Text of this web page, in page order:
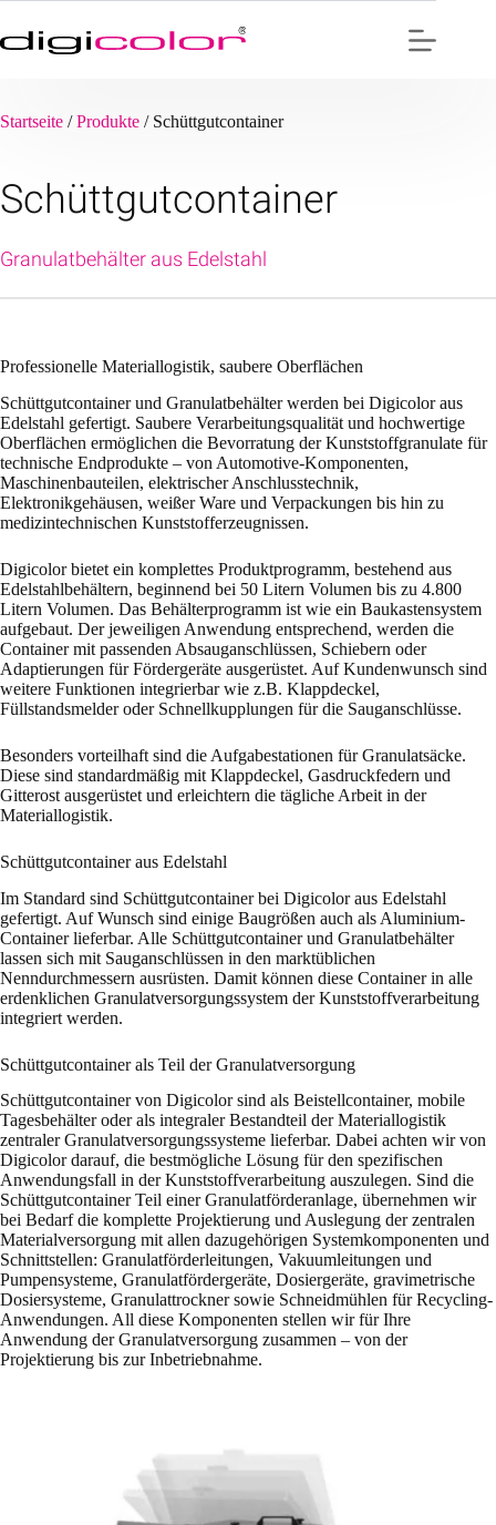
Inhalt
springen
Startseite /Produkte / Schüttgutcontainer
Schüttgutcontainer
Granulatbehälter aus Edelstahl
Professionelle Materiallogistik, saubere Oberflächen
Schüttgutcontainer und Granulatbehälter werden bei Digicolor aus
Edelstahl gefertigt. Saubere Verarbeitungsqualität und hochwertige
Oberflächen ermöglichen die Bevorratung der Kunststoffgranulate für
technische Endprodukte – von Automotive-Komponenten,
Maschinenbauteilen, elektrischer Anschlusstechnik,
Elektronikgehäusen, weißer Ware und Verpackungen bis hin zu
medizintechnischen Kunststofferzeugnissen.
Digicolor bietet ein komplettes Produktprogramm, bestehend aus
Edelstahlbehältern, beginnend bei 50 Litern Volumen bis zu 4.800
Litern Volumen. Das Behälterprogramm ist wie ein Baukastensystem
aufgebaut. Der jeweiligen Anwendung entsprechend, werden die
Container mit passenden Absauganschlüssen, Schiebern oder
Adaptierungen für Fördergeräte ausgerüstet. Auf Kundenwunsch sind
weitere Funktionen integrierbar wie z.B. Klappdeckel,
Füllstandsmelder oder Schnellkupplungen für die Sauganschlüsse.
Besonders vorteilhaft sind die Aufgabestationen für Granulatsäcke.
Diese sind standardmäßig mit Klappdeckel, Gasdruckfedern und
Gitterost ausgerüstet und erleichtern die tägliche Arbeit in der
Materiallogistik.
Schüttgutcontainer aus Edelstahl
Im Standard sind Schüttgutcontainer bei Digicolor aus Edelstahl
gefertigt. Auf Wunsch sind einige Baugrößen auch als Aluminium-
Container lieferbar. Alle Schüttgutcontainer und Granulatbehälter
lassen sich mit Sauganschlüssen in den marktüblichen
Nenndurchmessern ausrüsten. Damit können diese Container in alle
erdenklichen Granulatversorgungssystem der Kunststoffverarbeitung
integriert werden.
Schüttgutcontainer als Teil der Granulatversorgung
Schüttgutcontainer von Digicolor sind als Beistellcontainer, mobile
Tagesbehälter oder als integraler Bestandteil der Materiallogistik
zentraler Granulatversorgungssysteme lieferbar. Dabei achten wir von
Digicolor darauf, die bestmögliche Lösung für den spezifischen
Anwendungsfall in der Kunststoffverarbeitung auszulegen. Sind die
Schüttgutcontainer Teil einer Granulatförderanlage, übernehmen wir
bei Bedarf die komplette Projektierung und Auslegung der zentralen
Materialversorgung mit allen dazugehörigen Systemkomponenten und
Schnittstellen: Granulatförderleitungen, Vakuumleitungen und
Pumpensysteme, Granulatfördergeräte, Dosiergeräte, gravimetrische
Dosiersysteme, Granulattrockner sowie Schneidmühlen für Recycling-
Anwendungen. All diese Komponenten stellen wir für Ihre
Anwendung der Granulatversorgung zusammen – von der
Projektierung bis zur Inbetriebnahme.